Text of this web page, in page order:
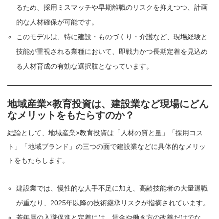
るため、採用ミスマッチや早期離職のリスクを抑えつつ、計画
的な人材確保が可能です。
このモデルは、特に建設・ものづくり・介護など、現場経験と
技能が重視される業種において、即戦力かつ長期定着を見込め
る人材育成の有効な選択肢となっています。
地域産業×教育投資は、建設業など現場にどん
なメリットをもたらすのか？
結論として、地域産業×教育投資は「人材の質と量」「採用コス
ト」「地域ブランド」の三つの面で建設業などに具体的なメリッ
トをもたらします。
建設業では、慢性的な人手不足に加え、高齢技能者の大量退職
が重なり、2025年以降の技術継承リスクが指摘されています。